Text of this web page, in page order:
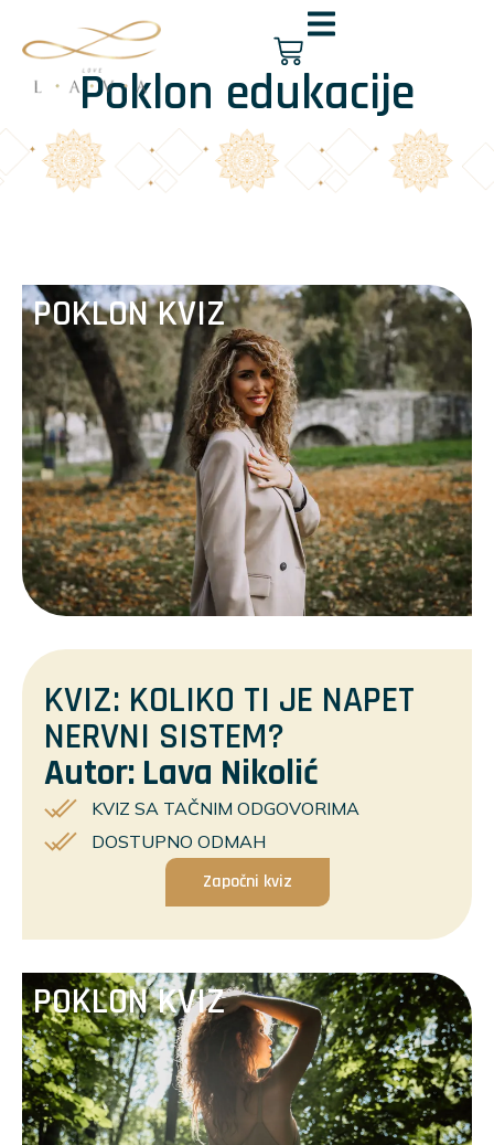
Poklon edukacije
POKLON KVIZ
KVIZ: KOLIKO TI JE NAPET
NERVNI SISTEM?
Autor: Lava Nikolić
KVIZ SA TAČNIM ODGOVORIMA
DOSTUPNO ODMAH
Započni kviz
POKLON KVIZ